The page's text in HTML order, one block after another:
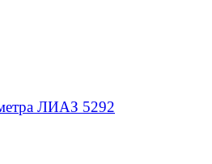
ЛИАЗ 5292